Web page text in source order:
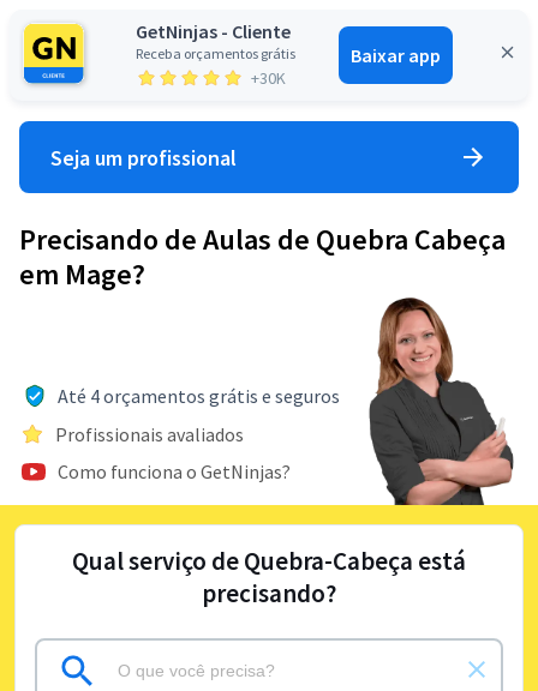
GetNinjas - Cliente
Receba orçamentos grátis
+30K
Baixar app
Entrar
Seja um profissional
Precisando de Aulas de Quebra Cabeça
em Mage?
Até 4 orçamentos grátis e seguros
Profissionais avaliados
Como funciona o GetNinjas?
Qual serviço de Quebra-Cabeça está
precisando?